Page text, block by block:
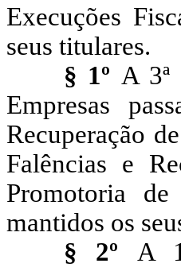
Execuções
seus titulares.
§ 1º A 3ª
Empresas
Recuperação
Falências e
Promotoria
mantidos os
§ 2º A